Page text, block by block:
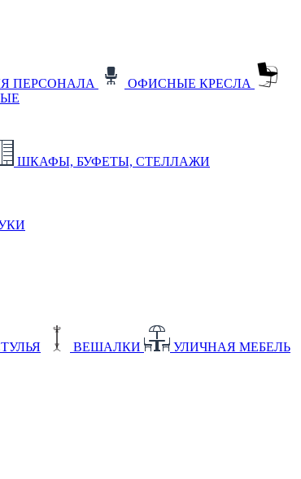
ПЕРСОНАЛА
ОФИСНЫЕ КРЕСЛА
ШКАФЫ, БУФЕТЫ, СТЕЛЛАЖИ
ВЕШАЛКИ УЛИЧНАЯ МЕБЕЛЬ